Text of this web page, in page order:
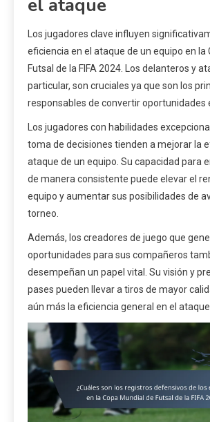
el ataque
Los jugadores clave influyen
eficiencia en el ataque de un equipo en la
Futsal de la FIFA 2024. Los delanteros y
particular, son cruciales ya que son los
responsables de convertir oportunidades
Los jugadores con habilidades
toma de decisiones tienden a mejorar la
ataque de un equipo. Su capacidad para
de manera consistente puede elevar el
equipo y aumentar sus posibilidades de
torneo.
Además, los creadores de juego que
oportunidades para sus compañeros
desempeñan un papel vital. Su visión y
pases pueden llevar a tiros de mayor
aún más la eficiencia general en el ataque